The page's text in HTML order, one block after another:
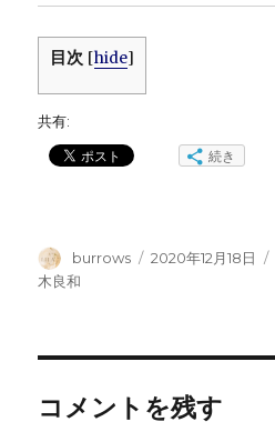
目次 [hide]
共有:
続き
投
稿
burrows
投
2020年12月18日
木良和
コメントを残す